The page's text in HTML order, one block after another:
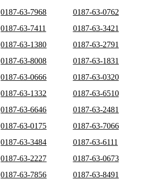
0187-63-7968
0187-63-0762
0187-63-7411
0187-63-3421
0187-63-1380
0187-63-2791
0187-63-8008
0187-63-1831
0187-63-0666
0187-63-0320
0187-63-1332
0187-63-6510
0187-63-6646
0187-63-2481
0187-63-0175
0187-63-7066
0187-63-3484
0187-63-6111
0187-63-2227
0187-63-0673
0187-63-7856
0187-63-8491